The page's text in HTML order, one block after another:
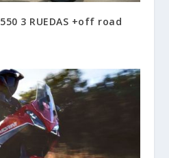
3 RUEDAS +off road